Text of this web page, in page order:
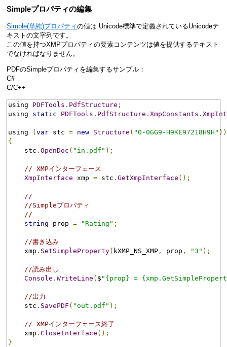
Simpleプロパティの編集
Simple(単純)プロパティの値は Unicode標準で定義されているUnicodeテ
キストの文字列です。
この値を持つXMPプロパティの要素コンテンツは値を提供するテキスト
でなければなりません。
PDFのSimpleプロパティを編集するサンプル：
C#
C/C++
using PDFTools . PdfStructure ;
using static PDFTools . PdfStructure . XmpConstants .
using ( var stc = new Structure ( "0-0GG9-H9KE97218H9H" ))
{
    stc
. OpenDoc ( "in.pdf" );
// XMPインターフェース
XmpInterface xmp = stc . GetXmpInterface ();
//
//Simpleプロパティ
//
string prop = "Rating" ;
//書き込み
    xmp
. SetSimpleProperty( kXMP_NS_XMP , prop , "3" );
//読み出し
Console . WriteLine ( $ "{prop} =
//出力
    stc
. SavePDF ( "out.pdf" );
// XMPインターフェース終了
    xmp
. CloseInterface ();
}